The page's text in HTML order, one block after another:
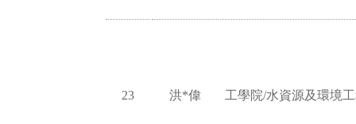
23 洪*偉 工學院/水資源及環境